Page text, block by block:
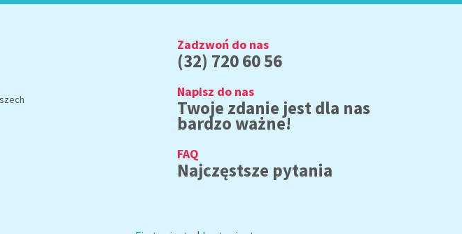
Zadzwoń do nas
(32) 720 60 56
Napisz do nas
Twoje zdanie jest dla nas
bardzo ważne!
FAQ
Najczęstsze pytania